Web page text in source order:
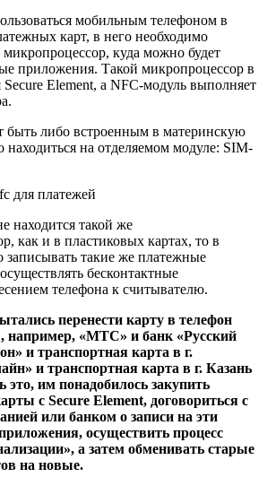
мобильным телефоном в
карт, в него необходимо
куда можно будет
приложения. Такой микропроцессор в
Secure Element, а NFC-модуль выполняет
быть либо встроенным в материнскую
находиться на отделяемом модуле: SIM-
находится такой же
как и в пластиковых картах, то в
такие же платежные
бесконтактные
телефона к считывателю.
перенести карту в телефон
например, «МТС» и банк «Русский
и транспортная карта в г.
и транспортная карта в г. Казань
это, им понадобилось закупить
с Secure Element, договориться с
или банком о записи на эти
осуществить процесс
а затем обменивать старые
на новые.